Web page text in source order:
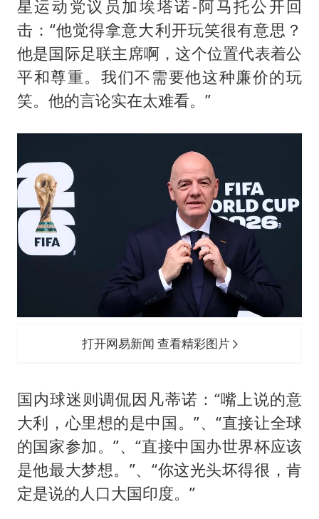
星运动党议员加埃塔诺-阿马托公开回
击：“他觉得拿意大利开玩笑很有意思？
他是国际足联主席啊，这个位置代表着公
平和尊重。我们不需要他这种廉价的玩
笑。他的言论实在太难看。”
打开网易新闻 查看精彩图片
国内球迷则调侃因凡蒂诺：“嘴上说的意
大利，心里想的是中国。”、“直接让全球
的国家参加。”、“直接中国办世界杯应该
是他最大梦想。”、“你这光头坏得很，肯
定是说的人口大国印度。”